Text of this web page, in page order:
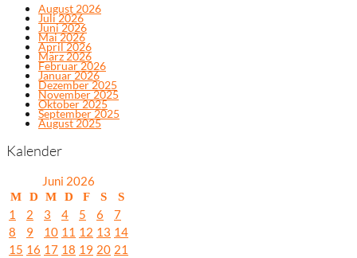
August 2026
Juli 2026
Juni 2026
Mai 2026
April 2026
März 2026
Februar 2026
Januar 2026
Dezember 2025
November 2025
Oktober 2025
September 2025
August 2025
Kalender
Juni 2026
M D M D F S S
1 2 3 4 5 6
7
8
9 10 11 12 13 14
15 16 17 18 19 20 21